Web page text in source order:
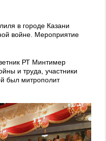
в городе Казани
войне. Мероприятие
РТ Минтимер
и труда, участники
был митрополит